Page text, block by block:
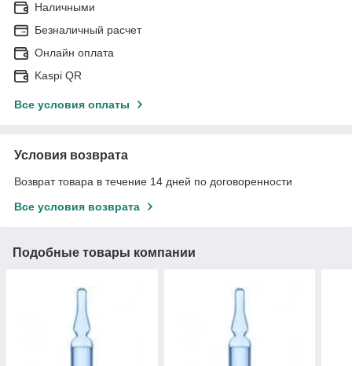
Наличными
Безналичный расчет
Онлайн оплата
Kaspi QR
Все условия оплаты
Условия возврата
Возврат товара в течение 14 дней по договоренности
Все условия возврата
Подобные товары компании